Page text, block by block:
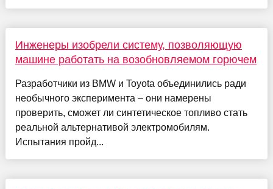
Инженеры изобрели систему, позволяющую
машине работать на возобновляемом горючем
Разработчики из BMW и Toyota объединились ради
необычного эксперимента – они намерены
проверить, сможет ли синтетическое топливо стать
реальной альтернативой электромобилям.
Испытания пройд...